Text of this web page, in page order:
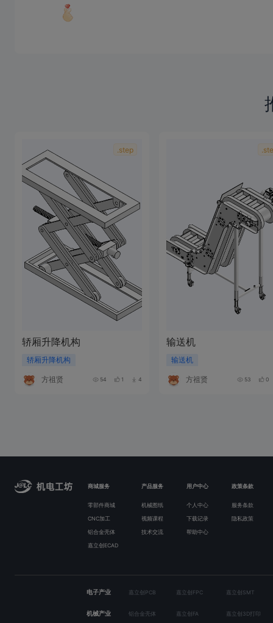
.step
轿厢升降机构
轿厢升降机构
方祖贤 54 1 4
输送机
输送机
方祖贤 53 0
商城服务 产品服务 用户中心 政策条款
零部件商城 机械图纸 个人中心 服务条款
CNC加工 视频课程 下载记录 隐私政策
铝合金壳体 技术交流 帮助中心
嘉立创ECAD
电子产业 嘉立创PCB 嘉立创FPC 嘉立创SMT
机械产业 铝合金壳体 嘉立创FA 嘉立创3D打印